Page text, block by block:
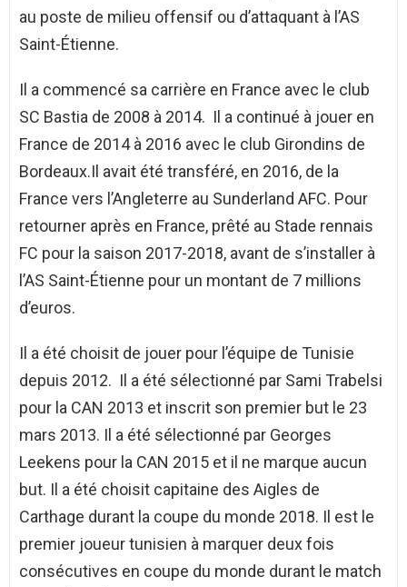
au poste de milieu offensif ou d’attaquant à l’AS
Saint-Étienne.
Il a commencé sa carrière en France avec le club
SC Bastia de 2008 à 2014. Il a continué à jouer en
France de 2014 à 2016 avec le club Girondins de
Bordeaux.Il avait été transféré, en 2016, de la
France vers l’Angleterre au Sunderland AFC. Pour
retourner après en France, prêté au Stade rennais
FC pour la saison 2017-2018, avant de s’installer à
l’AS Saint-Étienne pour un montant de 7 millions
d’euros.
Il a été choisit de jouer pour l’équipe de Tunisie
depuis 2012. Il a été sélectionné par Sami Trabelsi
pour la CAN 2013 et inscrit son premier but le 23
mars 2013. Il a été sélectionné par Georges
Leekens pour la CAN 2015 et il ne marque aucun
but. Il a été choisit capitaine des Aigles de
Carthage durant la coupe du monde 2018. Il est le
premier joueur tunisien à marquer deux fois
consécutives en coupe du monde durant le match